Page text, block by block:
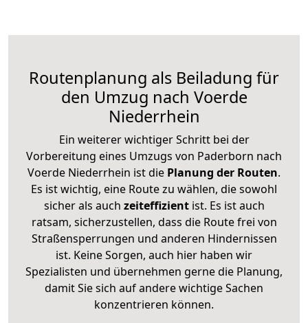
Routenplanung als Beiladung für
den Umzug nach Voerde
Niederrhein
Ein weiterer wichtiger Schritt bei der
Vorbereitung eines Umzugs von Paderborn nach
Voerde Niederrhein ist die Planung der Routen.
Es ist wichtig, eine Route zu wählen, die sowohl
sicher als auch zeiteffizientist. Es ist auch
ratsam, sicherzustellen, dass die Route frei von
Straßensperrungen und anderen Hindernissen
ist. Keine Sorgen, auch hier haben wir
Spezialisten und übernehmen gerne die Planung,
damit Sie sich auf andere wichtige Sachen
konzentrieren können.